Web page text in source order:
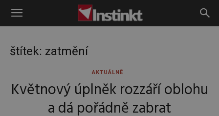
Instinkt
štítek: zatmění
AKTUÁLNĚ
Květnový úplněk rozzáří oblohu
a dá pořádně zabrat